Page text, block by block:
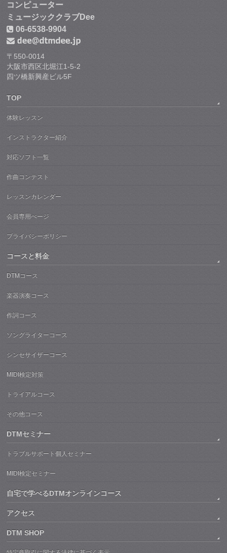
コンピューター
ミュージッククラブDee
06-6538-9904
〒550-0014
大阪市西区北堀江1-5-2
四ツ橋新興産ビル5F
TOP
体験レッスン
インストラクター紹介
対応ソフト一覧
作曲コンテスト
レッスンカレンダー
会員専用ぺージ
プライバシーポリシー
コースと料金
DTMコース
楽器演奏コース
作詞コース
ソングライターコース
シンセサイザーコース
MIDI検定対策
トライアルコース
その他コース
DTMセミナー
トラブルサポート個人セミナー
MIDI検定セミナー
自宅で学べるDTMオンラインコース
アクセス
DTM SHOP